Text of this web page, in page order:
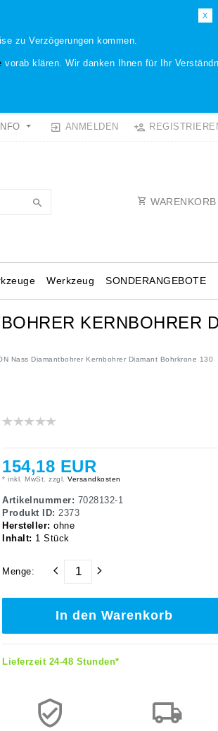
X
zu Verzögerungen kommen.
vorab klären. Wir danken Ihnen für Ihr
ANMELDEN
WARENKORB
Werkzeug SONDERANGEBOTE
KERNBOHRER
Nass Diamantbohrer Kernbohrer Diamant Bohrkrone 130
154,18 EUR
* inkl. MwSt. zzgl. Versandkosten
Artikelnummer: 7028132-1
Produkt ID: 2373
Hersteller: ohne
Inhalt: 1 Stück
Menge:
In den Warenkorb
Lieferzeit 24-48 Stunden*